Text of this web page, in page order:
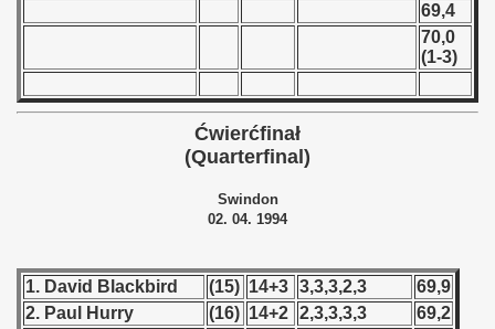
69,4
70,0
(1-3)
Ćwierćfinał
(Quarterfinal)
Swindon
02. 04. 1994
1. David Blackbird (15) 14+3 3,3,3,2,3
69,9
2. Paul Hurry
(16) 14+2 2,3,3,3,3
69,2
- 1953
- 1954
- 1955
- 1959